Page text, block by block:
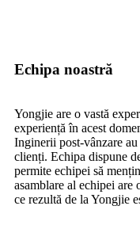
Echipa noastră
Yongjie are o vastă
experiență în acest
Inginerii post-vânzare
clienți. Echipa dispune
permite echipei să
asamblare al echipei are
ce rezultă de la Yongjie